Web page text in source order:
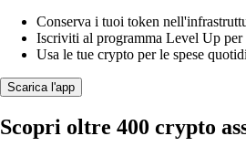
Conserva i tuoi token
Iscriviti al programma Level Up per
Usa le tue crypto per le spese
Scarica l'app
Scopri oltre 400 crypto